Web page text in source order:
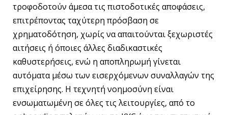
τροφοδοτούν άμεσα τις πιστοδοτικές αποφάσεις,
επιτρέποντας ταχύτερη πρόσβαση σε
χρηματοδότηση, χωρίς να απαιτούνται ξεχωριστές
αιτήσεις ή όποιες άλλες διαδικαστικές
καθυστερήσεις, ενώ η αποπληρωμή γίνεται
αυτόματα μέσω των εισερχόμενων συναλλαγών της
επιχείρησης. Η τεχνητή νοημοσύνη είναι
ενσωματωμένη σε όλες τις λειτουργίες, από το